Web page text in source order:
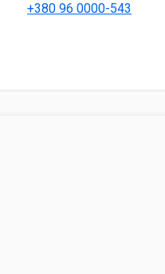
+380 96 0000-543